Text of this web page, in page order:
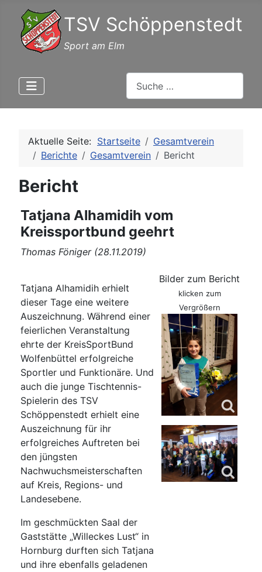
TSV Schöppenstedt
Sport am Elm
Aktuelle Seite: Startseite
Gesamtverein
Berichte
Gesamtverein Bericht
Bericht
Tatjana Alhamidih vom
Kreissportbund geehrt
Thomas Föniger (28.11.2019)
Tatjana Alhamidih erhielt
dieser Tage eine weitere
Auszeichnung. Während einer
feierlichen Veranstaltung
ehrte der KreisSportBund
Wolfenbüttel erfolgreiche
Sportler und Funktionäre. Und
auch die junge Tischtennis-
Spielerin des TSV
Schöppenstedt erhielt eine
Auszeichnung für ihr
erfolgreiches Auftreten bei
den jüngsten
Nachwuchsmeisterschaften
auf Kreis, Regions- und
Landesebene.
Im geschmückten Saal der
Gaststätte „Willeckes Lust“ in
Hornburg durften sich Tatjana
und ihre ebenfalls geladenen
Bilder zum Bericht
klicken zum
Vergrößern